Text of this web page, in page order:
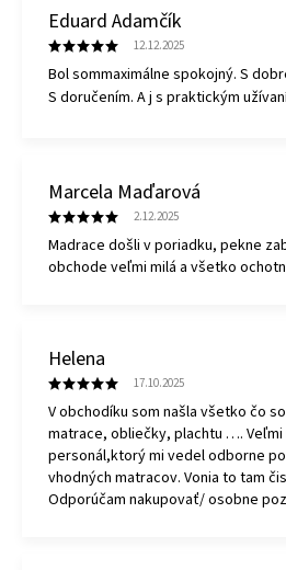
Eduard Adamčík
12.12.2025
Bol sommaximálne spokojný. S
S doručením. A j s praktickým
Marcela Maďarová
2.12.2025
Madrace došli v poriadku, pekne
obchode veľmi milá a všetko
Helena
17.10.2025
V obchodíku som našla všetko čo
matrace, obliečky, plachtu ….
personál,ktorý mi vedel odborne
vhodných matracov. Vonia to tam
Odporúčam nakupovať/ osobne